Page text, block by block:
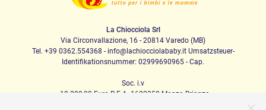
La Chiocciola Srl
Via Circonvallazione, 16 - 20814 Varedo (MB)
Tel. +39 0362.554368 - info@lachiocciolababy.it Umsatzsteuer-
Identifikationsnummer: 02999690965 - Cap.
Soc. i.v
. 10.200,00 Euro R.E.A. 1622350 Monza Brianza